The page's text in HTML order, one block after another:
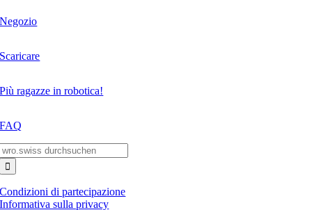
Negozio
Scaricare
Più ragazze in robotica!
FAQ
Condizioni di partecipazione
Informativa sulla privacy